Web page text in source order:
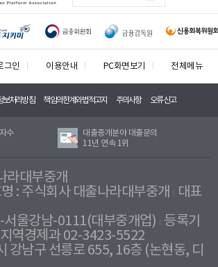
그인 이용안내 PC화면보기 전체메뉴
보처리방침 책임의한계와법적고지 주의사항 오류신고
수
대출중개분야 대출문의
11년 연속 1위
라대부중개
: 주식회사 대출나라대부중개
대표
서울강남-0111(대부중개업) 등록기
역경제과 02-3423-5522
강남구 선릉로 655, 16층 (논현동, 디